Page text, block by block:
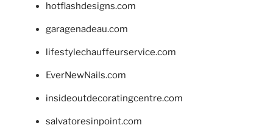
hotflashdesigns.com
garagenadeau.com
lifestylechauffeurservice.com
EverNewNails.com
insideoutdecoratingcentre.com
salvatoresinpoint.com